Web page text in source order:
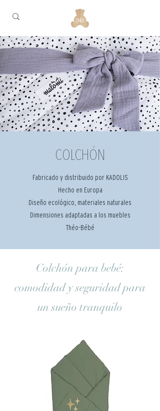
COLCHÓN
Fabricado y distribuido por KADOLIS
Hecho en Europa
Diseño ecológico, materiales naturales
Dimensiones adaptadas a los muebles
Théo-Bébé
Colchón para bebé:
comodidad y seguridad para
un sueño tranquilo